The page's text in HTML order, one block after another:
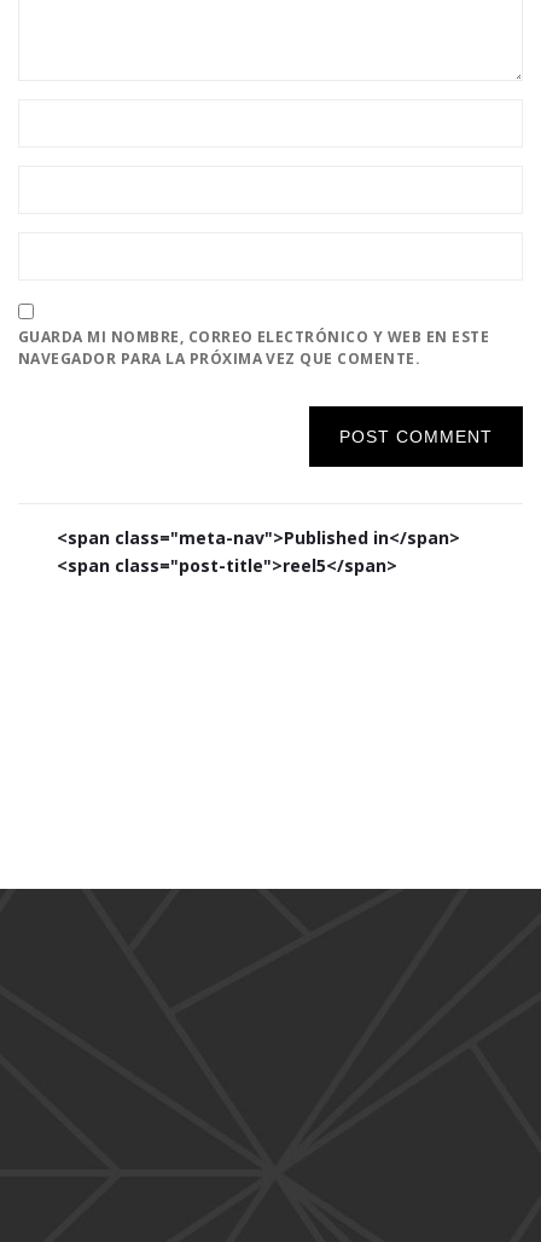
GUARDA MI NOMBRE, CORREO ELECTRÓNICO Y WEB EN ESTE
NAVEGADOR PARA LA PRÓXIMA VEZ QUE COMENTE.
Navegación
de<span class="meta-nav">Published in</span>
<span class="post-title">reel5</span>